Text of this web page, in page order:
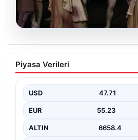
‘Kuğu Gölü’ Balesi
Sanatseverlerle Buluştu
“Kuğu Gölü” balesi, Denizli’de
Piyasa Verileri
USD 47.71
EUR 55.23
ALTIN 6658.4